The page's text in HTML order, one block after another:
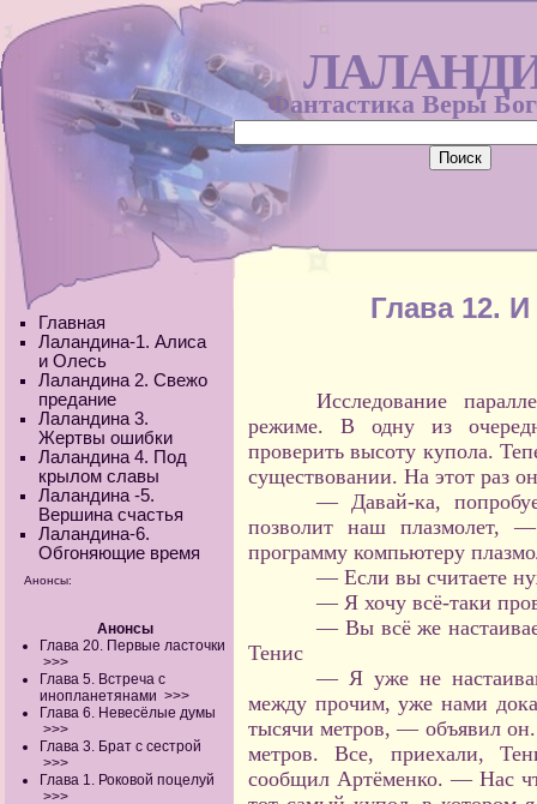
Фантастика Веры
Главная
Лаландина-1. Алиса
и Олесь
Лаландина 2. Свежо
предание
Лаландина 3.
Жертвы ошибки
Лаландина 4. Под
крылом славы
Лаландина -5.
Вершина счастья
Лаландина-6.
Обгоняющие время
Анонсы:
Анонсы
Глава 20. Первые ласточки
>>>
Глава 5. Встреча с
инопланетянами >>>
Глава 6. Невесёлые думы
>>>
Глава 3. Брат с сестрой
>>>
Глава 1. Роковой поцелуй
>>>
Глава 12. И
Исследование
режиме. В одну из
проверить высоту купола.
существовании. На этот раз
— Давай-ка,
позволит наш плазмолет,
программу компьютеру
— Если вы считаете
— Я хочу всё-таки
— Вы всё же
Тенис
— Я уже не
между прочим, уже нами
тысячи метров, — объявил
метров. Все, приехали,
сообщил Артёменко. — Нас